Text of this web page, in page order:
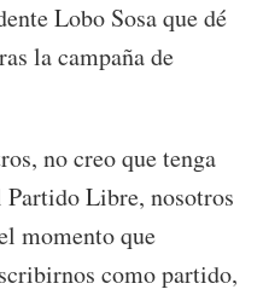
Lobo Sosa que dé
la campaña de
no creo que tenga
Libre, nosotros
momento que
como partido,